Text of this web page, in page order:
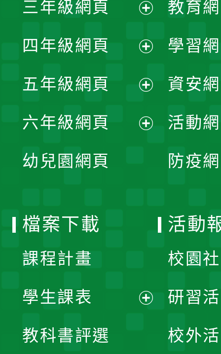
選
單
開
選
單
三年級網頁
開
選
單
四年級網頁
開
選
五年級網頁
開
六年級網頁
幼兒園網頁
教育
學習
資安
活動
防疫
檔案下載
課程計畫
學生課表
教科書評選
活動
校園
研習
校外